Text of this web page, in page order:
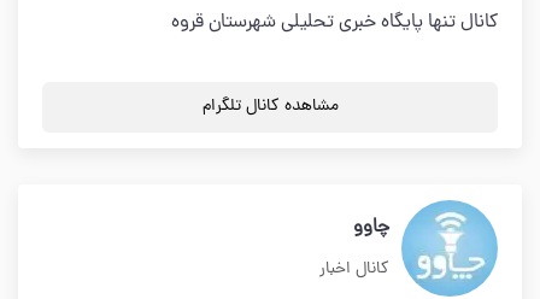
کانال تنها پایگاه خبری تحلیلی شهرستان قروه
مشاهده کانال تلگرام
چاوو
کانال اخبار